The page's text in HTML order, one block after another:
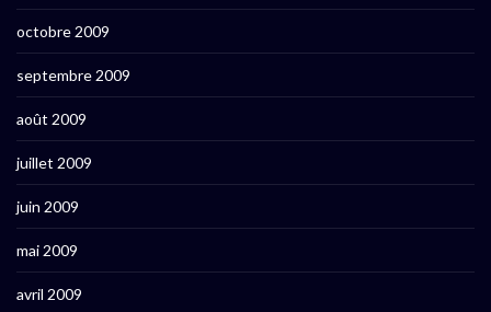
octobre 2009
septembre 2009
août 2009
juillet 2009
juin 2009
mai 2009
avril 2009